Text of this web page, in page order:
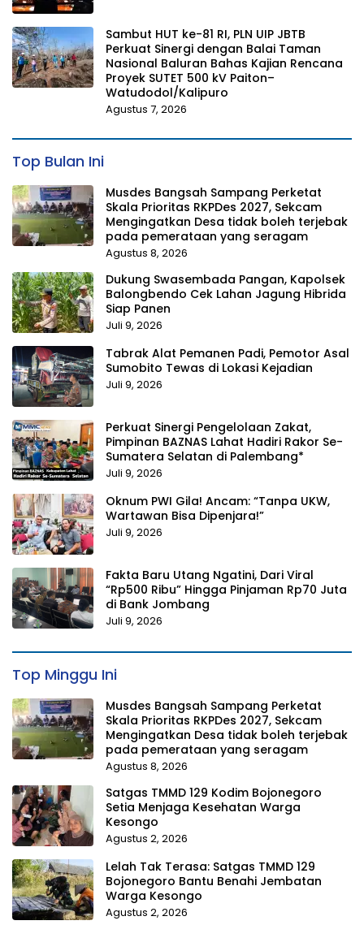
Sambut HUT ke-81 RI, PLN UIP JBTB
Perkuat Sinergi dengan Balai Taman
Nasional Baluran Bahas Kajian Rencana
Proyek SUTET 500 kV Paiton–
Watudodol/Kalipuro
Agustus 7, 2026
Top Bulan Ini
Musdes Bangsah Sampang Perketat
Skala Prioritas RKPDes 2027, Sekcam
Mengingatkan Desa tidak boleh terjebak
pada pemerataan yang seragam
Agustus 8, 2026
Dukung Swasembada Pangan, Kapolsek
Balongbendo Cek Lahan Jagung Hibrida
Siap Panen
Juli 9, 2026
Tabrak Alat Pemanen Padi, Pemotor Asal
Sumobito Tewas di Lokasi Kejadian
Juli 9, 2026
Perkuat Sinergi Pengelolaan Zakat,
Pimpinan BAZNAS Lahat Hadiri Rakor Se-
Sumatera Selatan di Palembang*
Juli 9, 2026
Oknum PWI Gila! Ancam: “Tanpa UKW,
Wartawan Bisa Dipenjara!”
Juli 9, 2026
Fakta Baru Utang Ngatini, Dari Viral
“Rp500 Ribu” Hingga Pinjaman Rp70 Juta
di Bank Jombang
Juli 9, 2026
Top Minggu Ini
Musdes Bangsah Sampang Perketat
Skala Prioritas RKPDes 2027, Sekcam
Mengingatkan Desa tidak boleh terjebak
pada pemerataan yang seragam
Agustus 8, 2026
Satgas TMMD 129 Kodim Bojonegoro
Setia Menjaga Kesehatan Warga
Kesongo
Agustus 2, 2026
Lelah Tak Terasa: Satgas TMMD 129
Bojonegoro Bantu Benahi Jembatan
Warga Kesongo
Agustus 2, 2026